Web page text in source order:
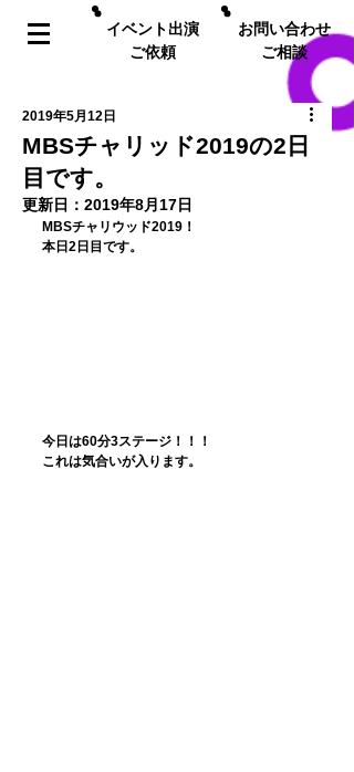
イベント出演
ご依頼
お問い合わせ
ご相談
MBSチャリッド2019の2日
目です。
2019年5月12日
更新日： 2019年8月17日
MBSチャリウッド2019！
本日2日目です。
今日は60分3ステージ！！！
これは気合いが入ります。